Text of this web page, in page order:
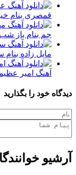
قمصری بنام
جم بنام باز
مایل زاده بنام
آهنگ امیر
دیدگاه خود را بگذارید
آرشیو